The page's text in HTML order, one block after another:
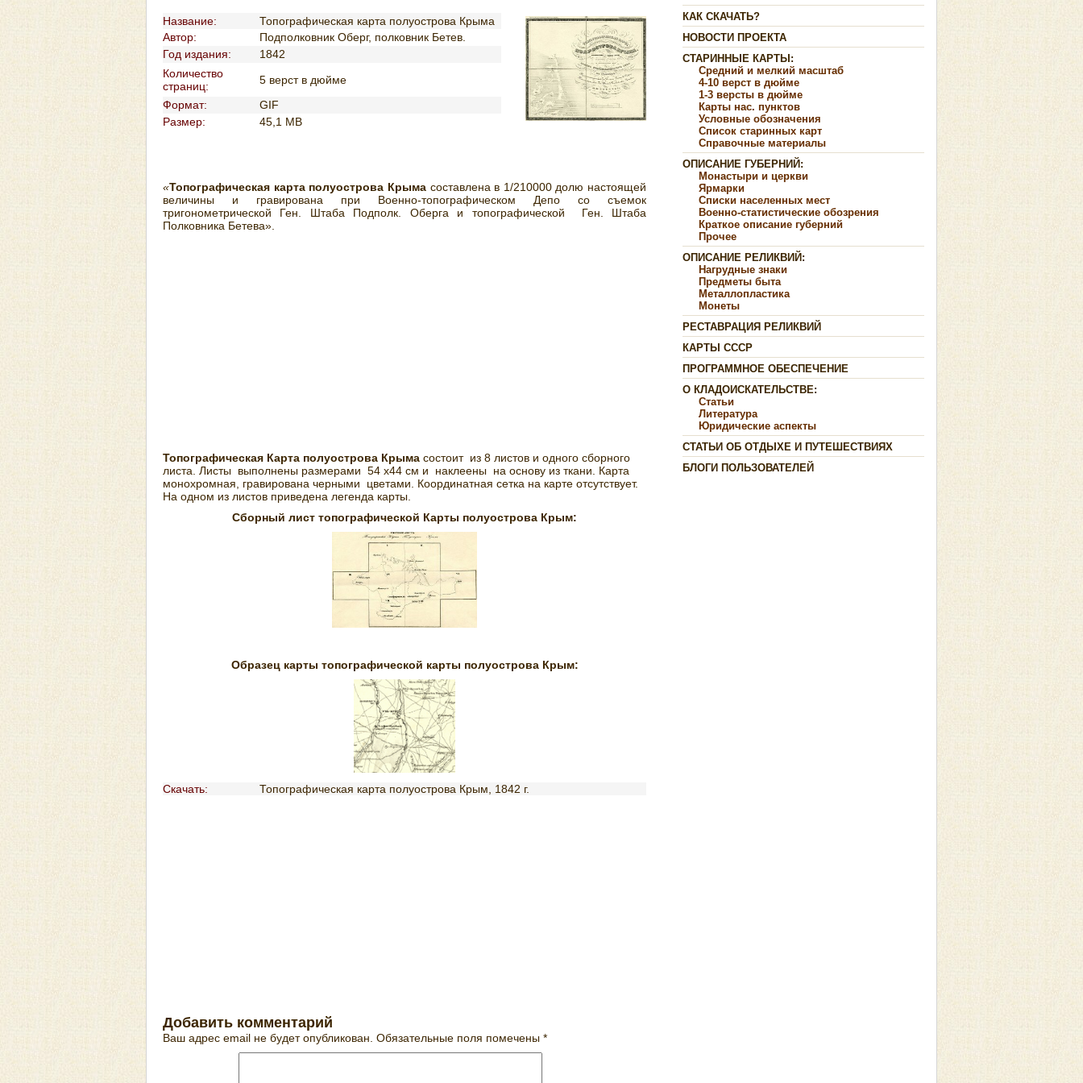
Название:
Топографическая карта полуострова Крыма
Автор:
Подполковник Оберг, полковник Бетев.
Год издания:
1842
Количество
страниц:
5 верст в дюйме
Формат:
GIF
Размер:
45,1 MB
«Топографическая карта полуострова Крымасоставлена в 1/210000 долю настоящей
величины и гравирована при Военно-топографическом Депо со съемок
тригонометрической Ген. Штаба Подполк. Оберга и топографической Ген. Штаба
Полковника Бетева».
Топографическая Карта полуострова Крыма состоит из 8 листов и одного сборного
листа. Листы выполнены размерами 54 x44 см и наклеены на основу из ткани. Карта
монохромная, гравирована черными цветами. Координатная сетка на карте отсутствует.
На одном из листов приведена легенда карты.
Сборный лист топографической Карты полуострова Крым:
Образец карты топографической карты полуострова Крым:
Скачать: Топографическая карта полуострова Крым, 1842 г.
Добавить комментарий
Ваш адрес email не будет опубликован. Обязательные поля помечены *
КАК СКАЧАТЬ?
НОВОСТИ ПРОЕКТА
СТАРИННЫЕ КАРТЫ:
Средний и мелкий масштаб
4-10 верст в дюйме
1-3 версты в дюйме
Карты нас. пунктов
Условные обозначения
Список старинных карт
Справочные материалы
ОПИСАНИЕ ГУБЕРНИЙ:
Монастыри и церкви
Ярмарки
Списки населенных мест
Военно-статистические обозрения
Краткое описание губерний
Прочее
ОПИСАНИЕ РЕЛИКВИЙ:
Нагрудные знаки
Предметы быта
Металлопластика
Монеты
РЕСТАВРАЦИЯ РЕЛИКВИЙ
КАРТЫ СССР
ПРОГРАММНОЕ ОБЕСПЕЧЕНИЕ
О КЛАДОИСКАТЕЛЬСТВЕ:
Статьи
Литература
Юридические аспекты
СТАТЬИ ОБ ОТДЫХЕ И ПУТЕШЕСТВИЯХ
БЛОГИ ПОЛЬЗОВАТЕЛЕЙ